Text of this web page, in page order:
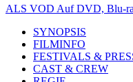
ALS VOD Auf DVD, Blu-
SYNOPSIS
FILMINFO
FESTIVALS &
CAST & CREW